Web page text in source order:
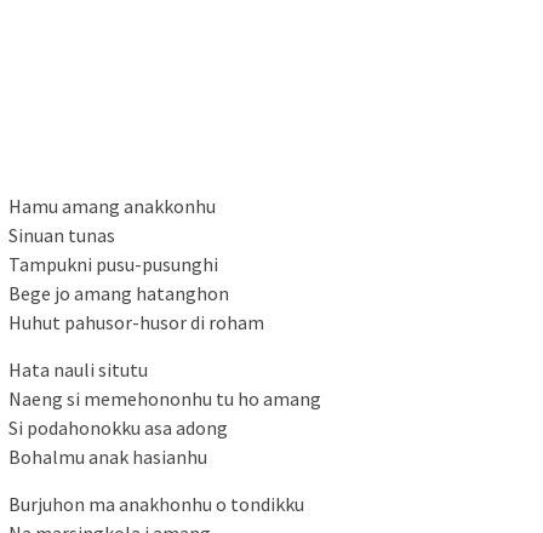
Hamu amang anakkonhu
Sinuan tunas
Tampukni pusu-pusunghi
Bege jo amang hatanghon
Huhut pahusor-husor di roham
Hata nauli situtu
Naeng si memehononhu tu ho amang
Si podahonokku asa adong
Bohalmu anak hasianhu
Burjuhon ma anakhonhu o tondikku